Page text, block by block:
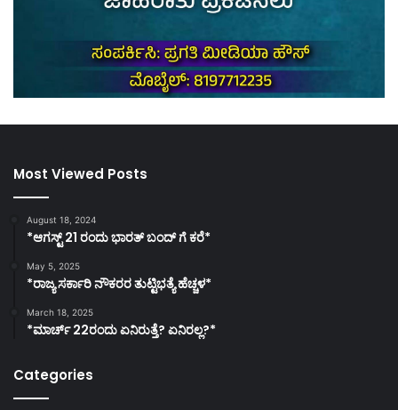
Most Viewed Posts
August 18, 2024
*ಆಗಸ್ಟ್ 21 ರಂದು ಭಾರತ್‌ ಬಂದ್‌ ಗೆ ಕರೆ*
May 5, 2025
*ರಾಜ್ಯ ಸರ್ಕಾರಿ ನೌಕರರ ತುಟ್ಟಿಭತ್ಯೆ ಹೆಚ್ಚಳ*
March 18, 2025
*ಮಾರ್ಚ್ 22ರಂದು ಏನಿರುತ್ತೆ? ಏನಿರಲ್ಲ?*
Categories